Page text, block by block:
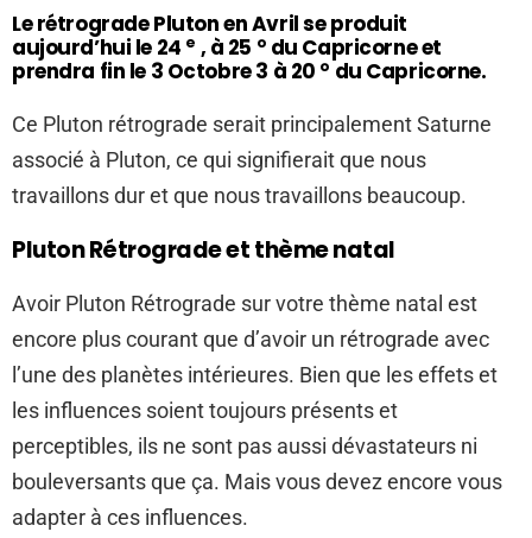
Le rétrograde Pluton en Avril se produit
aujourd’hui le 24 e , à 25 ° du Capricorne et
prendra fin le 3 Octobre 3 à 20 ° du Capricorne.
Ce Pluton rétrograde serait principalement Saturne
associé à Pluton, ce qui signifierait que nous
travaillons dur et que nous travaillons beaucoup.
Pluton Rétrograde et thème natal
Avoir Pluton Rétrograde sur votre thème natal est
encore plus courant que d’avoir un rétrograde avec
l’une des planètes intérieures. Bien que les effets et
les influences soient toujours présents et
perceptibles, ils ne sont pas aussi dévastateurs ni
bouleversants que ça. Mais vous devez encore vous
adapter à ces influences.